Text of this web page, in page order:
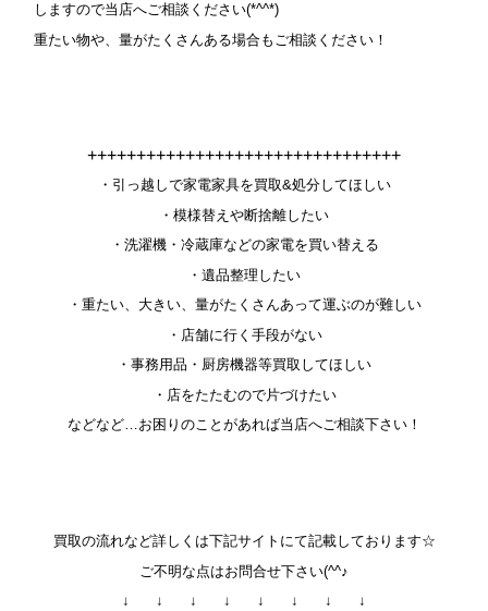
しますので当店へご相談ください(*^^*)
重たい物や、量がたくさんある場合もご相談ください！
++++++++++++++++++++++++++++++++
・引っ越しで家電家具を買取&処分してほしい
・模様替えや断捨離したい
・洗濯機・冷蔵庫などの家電を買い替える
・遺品整理したい
・重たい、大きい、量がたくさんあって運ぶのが難しい
・店舗に行く手段がない
・事務用品・厨房機器等買取してほしい
・店をたたむので片づけたい
などなど…お困りのことがあれば当店へご相談下さい！
買取の流れなど詳しくは下記サイトにて記載しております☆
ご不明な点はお問合せ下さい(^^♪
↓ ↓ ↓ ↓ ↓ ↓ ↓ ↓